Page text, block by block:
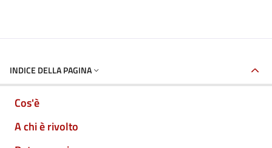
INDICE DELLA PAGINA
Cos'è
A chi è rivolto